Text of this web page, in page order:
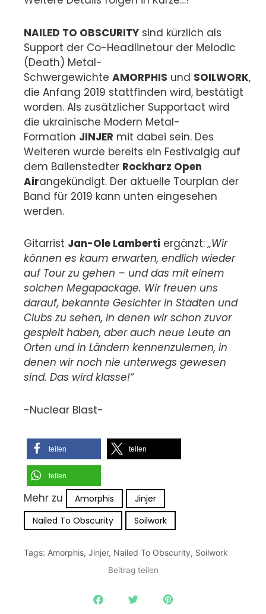
NAILED TO OBSCURITY sind kürzlich als
Support der Co-Headlinetour der Melodic
(Death) Metal-
Schwergewichte AMORPHIS und SOILWORK,
die Anfang 2019 stattfinden wird, bestätigt
worden. Als zusätzlicher Supportact wird
die ukrainische Modern Metal-
Formation JINJER mit dabei sein. Des
Weiteren wurde bereits ein Festivalgig auf
dem Ballenstedter Rockharz Open
Airangekündigt. Der aktuelle Tourplan der
Band für 2019 kann unten eingesehen
werden.
Gitarrist Jan-Ole Lamberti ergänzt:„Wir
können es kaum erwarten, endlich wieder
auf Tour zu gehen – und das mit einem
solchen Megapackage. Wir freuen uns
darauf, bekannte Gesichter in Städten und
Clubs zu sehen, in denen wir schon zuvor
gespielt haben, aber auch neue Leute an
Orten und in Ländern kennenzulernen, in
denen wir noch nie unterwegs gewesen
sind. Das wird klasse!“
-Nuclear Blast-
teilen teilen
teilen
Mehr zu Amorphis
Jinjer
Nailed To Obscurity
Soilwork
Tags: Amorphis, Jinjer, Nailed To Obscurity, Soilwork
Beitrag teilen